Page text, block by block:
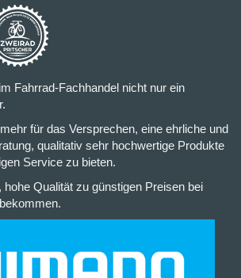
Fahrrad-Fachhandel nicht nur ein
für das Versprechen, eine ehrliche und
qualitativ sehr hochwertige Produkte
Service zu bieten.
Qualität zu günstigen Preisen bei